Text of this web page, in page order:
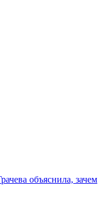
объяснила, зачем